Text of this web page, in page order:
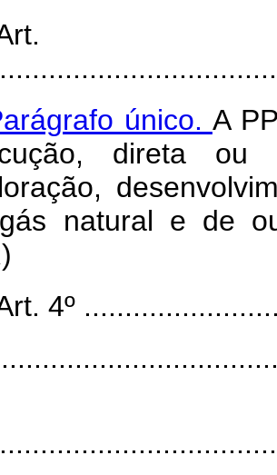
único. A
direta ou
natural e de
4º